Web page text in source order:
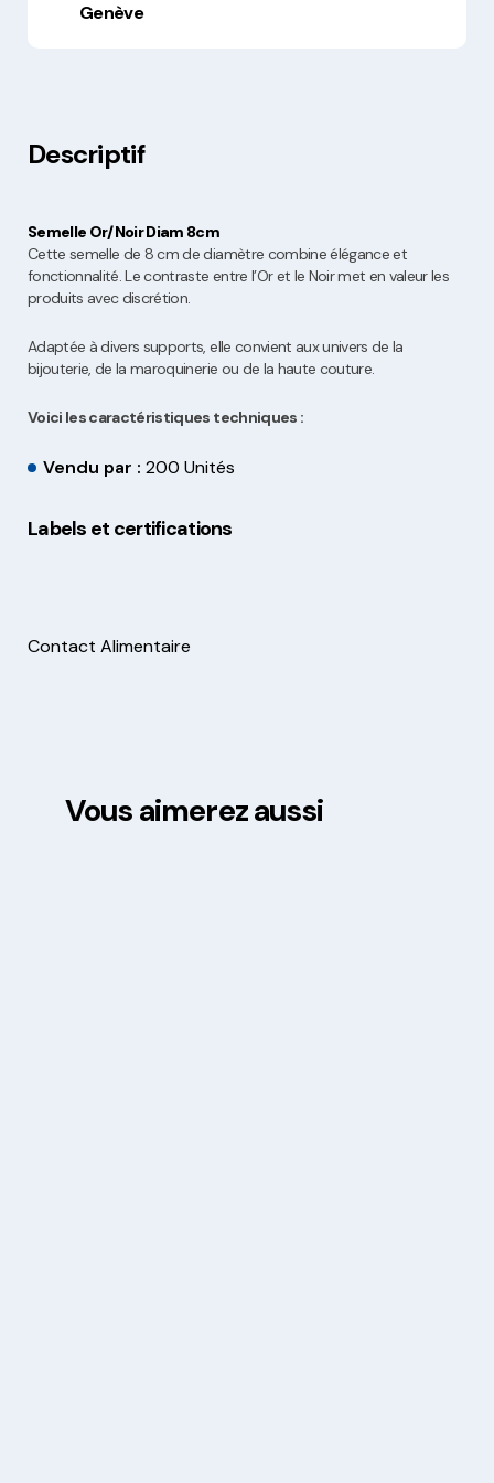
Genève
Descriptif
Semelle Or/Noir Diam 8cm
Cette semelle de 8 cm de diamètre combine élégance et
fonctionnalité. Le contraste entre l’Or et le Noir met en valeur les
produits avec discrétion.
Adaptée à divers supports, elle convient aux univers de la
bijouterie, de la maroquinerie ou de la haute couture.
Voici les caractéristiques techniques :
Vendu par : 200 Unités
Labels et certifications
Contact Alimentaire
Vous aimerez aussi